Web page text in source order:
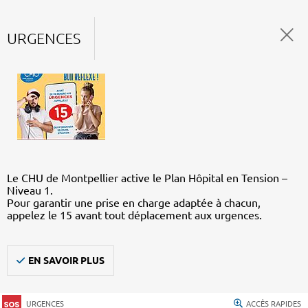
URGENCES
Le CHU de Montpellier active le Plan Hôpital en Tension –
Niveau 1.
Pour garantir une prise en charge adaptée à chacun,
appelez le 15 avant tout déplacement aux urgences.
EN SAVOIR PLUS
URGENCES ACCÈS RAPIDES